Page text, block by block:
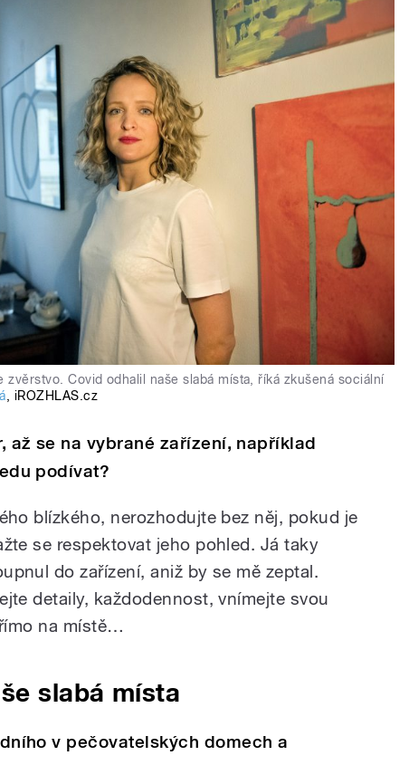
Covid odhalil naše slabá místa, říká zkušená sociální
, iROZHLAS.cz
až se na vybrané zařízení, například
podívat?
blízkého, nerozhodujte bez něj, pokud je
se respektovat jeho pohled. Já taky
do zařízení, aniž by se mě zeptal.
detaily, každodennost, vnímejte svou
na místě…
slabá místa
v pečovatelských domech a